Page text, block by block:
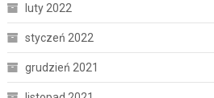
luty 2022
styczeń 2022
grudzień 2021